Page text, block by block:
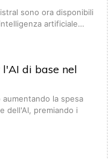
sono ora disponibili
artificiale…
di base nel
la spesa
dell'AI, premiando i